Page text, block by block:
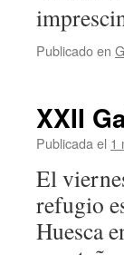
Publicado en
XXII
Publicada el 1
El
refugio
Huesca